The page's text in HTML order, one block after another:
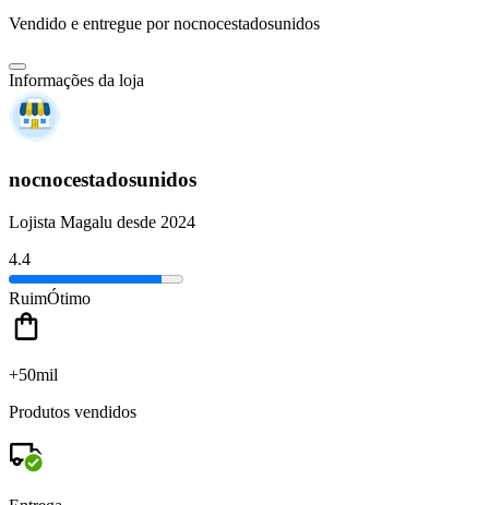
Vendido e entregue por nocnocestadosunidos
Informações da loja
nocnocestadosunidos
Lojista Magalu desde 2024
4.4
RuimÓtimo
+50mil
Produtos vendidos